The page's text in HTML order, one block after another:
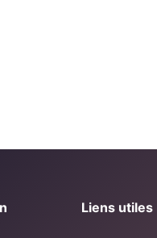
Liens utiles